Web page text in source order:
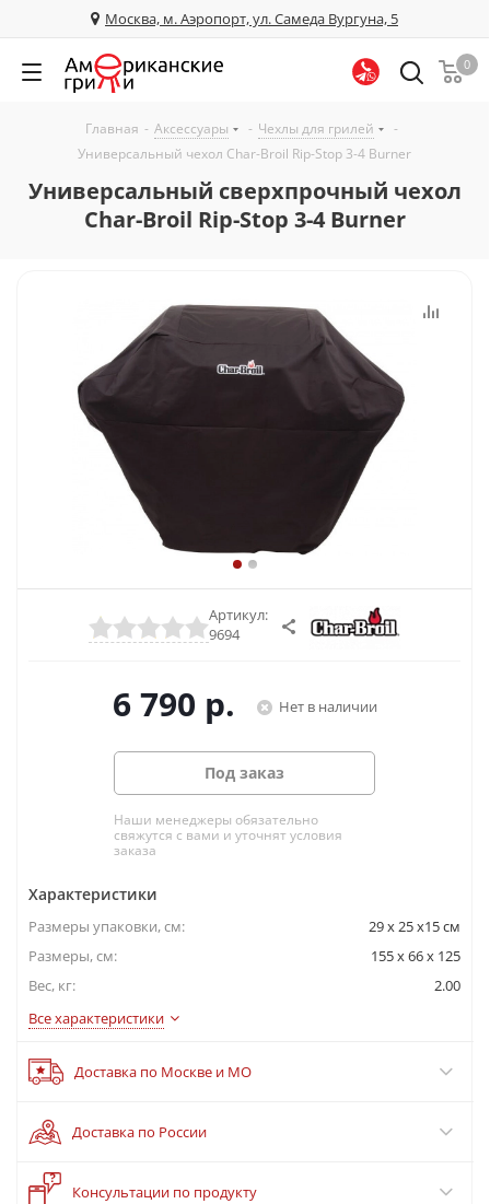
Москва, м. Аэропорт, ул. Самеда Вургуна, 5
0
Главная - Аксессуары - Чехлы для грилей
-
Универсальный чехол Char-Broil Rip-Stop 3-4 Burner
Универсальный сверхпрочный чехол
Char-Broil Rip-Stop 3-4 Burner
Артикул:
9694
6 790 р. Нет в наличии
Под заказ
Наши менеджеры обязательно
свяжутся с вами и уточнят условия
заказа
Характеристики
Размеры упаковки, cм:
29 x 25 x15 см
Размеры, см:
155 x 66 x 125
Вес, кг:
2.00
Все характеристики
Доставка по Москве и МО
?
Консультации по продукту
Доставка по России